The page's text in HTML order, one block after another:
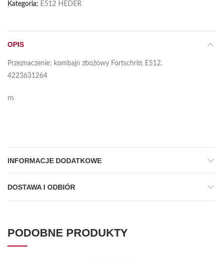
Kategoria: E512 HEDER
OPIS
Przeznaczenie: kombajn zbożowy Fortschritt E512.
4223631264
rn
INFORMACJE DODATKOWE
DOSTAWA I ODBIÓR
PODOBNE PRODUKTY